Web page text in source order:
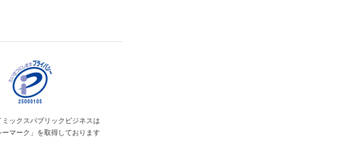
ックス パブリックビジネスは
ーマーク」を取得しております